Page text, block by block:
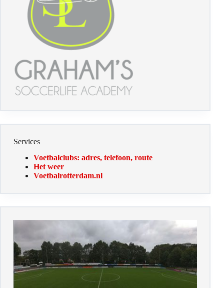
Services
Voetbalclubs: adres, telefoon, route
Het weer
Voetbalrotterdam.nl